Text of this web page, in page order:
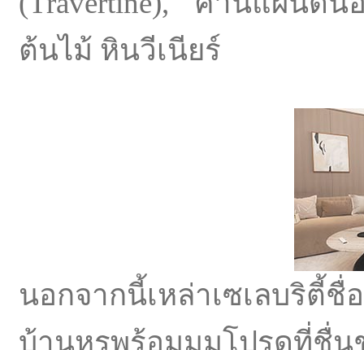
ต้นไม้ หินวีเนียร์
นอกจากนี้เหล่าเซเลบริตี้ชื่
บ้านหรูพร้อมมุมโปรดที่ชื่น